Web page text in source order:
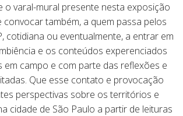
o varal-mural presente nesta exposição
convocar também, a quem passa pelos
cotidiana ou eventualmente, a entrar em
e os conteúdos experenciados
em campo e com parte das reflexões e
Que esse contato e provocação
perspectivas sobre os territórios e
cidade de São Paulo a partir de leituras